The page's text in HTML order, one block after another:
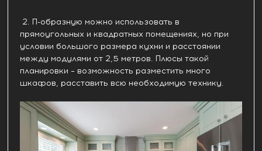
2. П-образную можно использовать в
прямоугольных и квадратных помещениях, но при
условии большого размера кухни и расстоянии
между модулями от 2,5 метров. Плюсы такой
планировки – возможность разместить много
шкафов, расставить всю необходимую технику.